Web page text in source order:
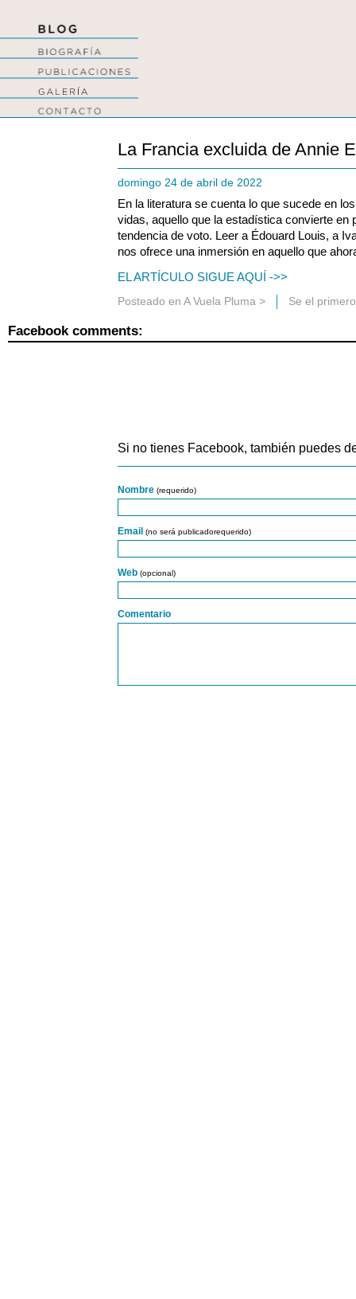
La Francia excluida de Annie
domingo 24 de abril de 2022
En la literatura se cuenta lo que sucede en
vidas, aquello que la estadística convierte en
tendencia de voto. Leer a Édouard Louis, a
nos ofrece una inmersión en aquello que
EL ARTÍCULO SIGUE AQUÍ ->>
Posteado en A Vuela Pluma > Se el
Facebook comments:
Si no tienes Facebook, también puedes
Nombre (requerido)
Email (no será publicadorequerido)
Web (opcional)
Comentario